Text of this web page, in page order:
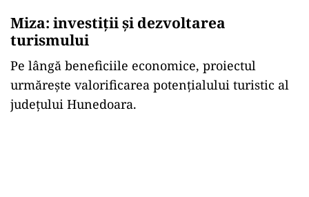
Miza: investiții și dezvoltarea
turismului
Pe lângă beneficiile economice, proiectul
urmărește valorificarea potențialului turistic al
județului Hunedoara.